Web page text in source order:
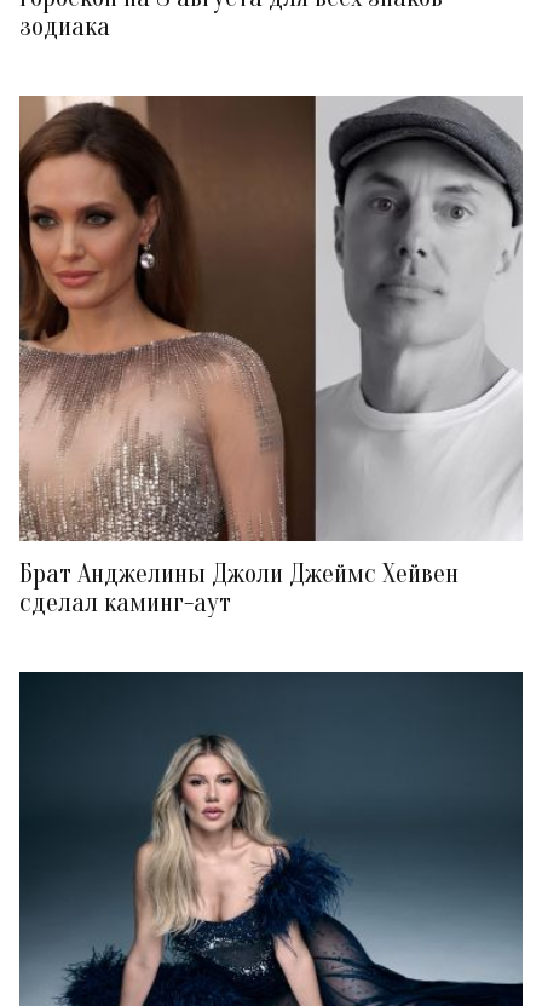
зодиака
Брат Анджелины Джоли Джеймс Хейвен
сделал каминг-аут